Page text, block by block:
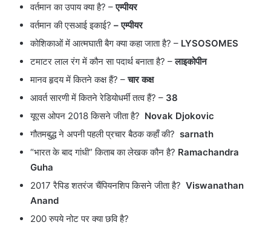
वर्तमान का उपाय क्या है? –एम्पीयर
वर्तमान की एसआई इकाई? – एम्पीयर
कोशिकाओं में आत्मघाती बैग क्या कहा जाता है? – LYSOSOMES
टमाटर लाल रंग में कौन सा पदार्थ बनाता है? –लाइकोपीन
मानव हृदय में कितने कक्ष हैं? –चार कक्ष
आवर्त सारणी में कितने रेडियोधर्मी तत्व हैं? – 38
यूएस ओपन 2018 किसने जीता है? Novak Djokovic
गौतमबुद्ध ने अपनी पहली प्रचार बैठक कहाँ की? sarnath
“भारत के बाद गांधी” किताब का लेखक कौन है? Ramachandra
Guha
2017 रैपिड शतरंज चैंपियनशिप किसने जीता है? Viswanathan
Anand
200 रुपये नोट पर क्या छवि है?